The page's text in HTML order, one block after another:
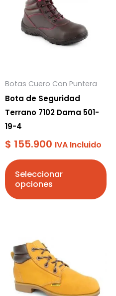
Botas Cuero Con Puntera
Bota de Seguridad
Terrano 7102 Dama 501-
19-4
$ 155.900 IVA Incluido
Seleccionar
opciones
tiene
múltiples
variantes.
pueden
elegir
en
la
página
de
producto
producto
tiene
múltiples
variantes.